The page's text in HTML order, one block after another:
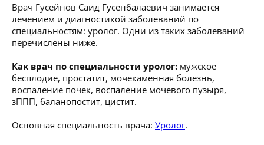
Врач Гусейнов Саид Гусенбалаевич занимается
лечением и диагностикой заболеваний по
специальностям: уролог. Одни из таких заболеваний
перечислены ниже.
Как врач по специальности уролог: мужское
бесплодие, простатит, мочекаменная болезнь,
воспаление почек, воспаление мочевого пузыря,
зППП, баланопостит, цистит.
Основная специальность врача: Уролог.